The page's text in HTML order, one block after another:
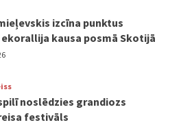
izcīna punktus
ekorallija kausa posmā Skotijā
noslēdzies grandiozs
festivāls